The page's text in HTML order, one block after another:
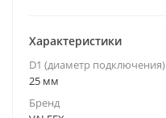
Характеристики
D1 (диаметр подключения)
25 мм
Бренд